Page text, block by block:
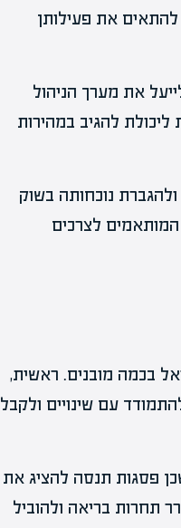
את פעילותן
את מערך הניהול
להגיב במהירות
נוכחותה בשוק
לצרכים
בכמה מובנים. ראשית,
עם שינויים ולקבל
פסגות תנסה להציג את
תחרות בריאה ולהוביל